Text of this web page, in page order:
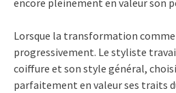
Lorsque la transformation
progressivement. Le styliste
coiffure et son style général,
parfaitement en valeur ses traits